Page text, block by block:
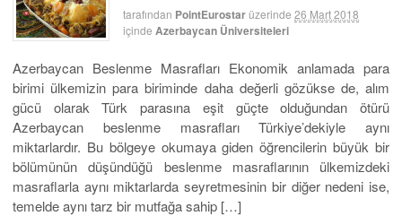
tarafından PointEurostarüzerinde 26 Mart 2018
içinde Azerbaycan Üniversiteleri
Azerbaycan Beslenme Masrafları Ekonomik anlamada para
birimi ülkemizin para biriminde daha değerli gözükse de, alım
gücü olarak Türk parasına eşit güçte olduğundan ötürü
Azerbaycan beslenme masrafları Türkiye’dekiyle aynı
miktarlardır. Bu bölgeye okumaya giden öğrencilerin büyük bir
bölümünün düşündüğü beslenme masraflarının ülkemizdeki
masraflarla aynı miktarlarda seyretmesinin bir diğer nedeni ise,
temelde aynı tarz bir mutfağa sahip […]